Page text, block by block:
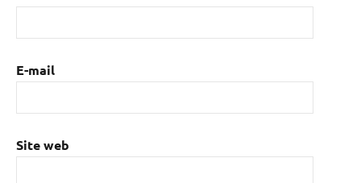
E-mail
Site web